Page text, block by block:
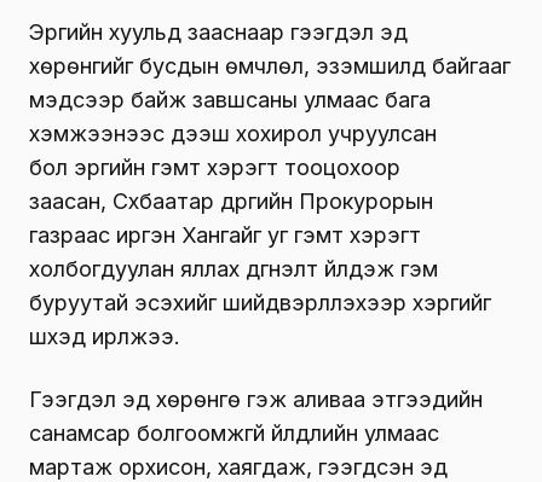
Эрүүгийн хуульд зааснаар гээгдэл эд
хөрөнгийг бусдын өмчлөл, эзэмшилд байгааг
мэдсээр байж завшсаны улмаас бага
хэмжээнээс дээш хохирол учруулсан
бол эрүүгийн гэмт хэрэгт тооцохоор
заасан, Сүхбаатар дүүргийн Прокурорын
газраас иргэн Хангайг уг гэмт хэрэгт
холбогдуулан яллах дүгнэлт үйлдэж гэм
буруутай эсэхийг шийдвэрлүүлэхээр хэргийг
шүүхэд ирүүлжээ.
Гээгдэл эд хөрөнгө гэж аливаа этгээдийн
санамсар болгоомжгүй үйлдлийн улмаас
мартаж орхисон, хаягдаж, гээгдсэн эд